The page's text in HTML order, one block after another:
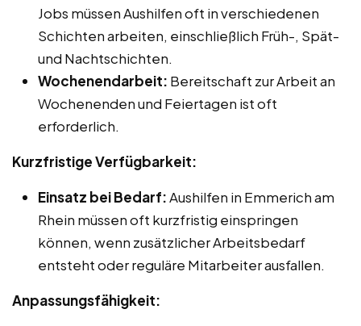
Jobs müssen Aushilfen oft in verschiedenen
Schichten arbeiten, einschließlich Früh-, Spät-
und Nachtschichten.
Wochenendarbeit: Bereitschaft zur Arbeit an
Wochenenden und Feiertagen ist oft
erforderlich.
Kurzfristige Verfügbarkeit:
Einsatz bei Bedarf:Aushilfen in Emmerich am
Rhein müssen oft kurzfristig einspringen
können, wenn zusätzlicher Arbeitsbedarf
entsteht oder reguläre Mitarbeiter ausfallen.
Anpassungsfähigkeit: